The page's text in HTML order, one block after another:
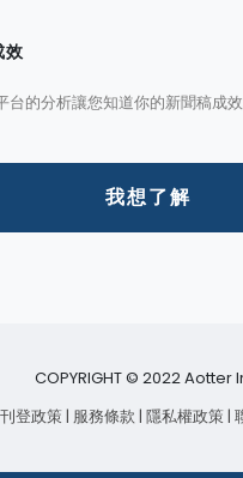
效
台的分析讓您知道你的新聞稿成
我想了解
COPYRIGHT © 2022 Aotter
登政策| 服務條款 | 隱私權政策|